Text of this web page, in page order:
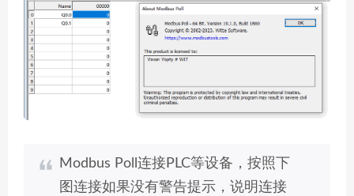
Modbus Poll连接PLC等设备，按照下
图连接如果没有警告提示，说明连接